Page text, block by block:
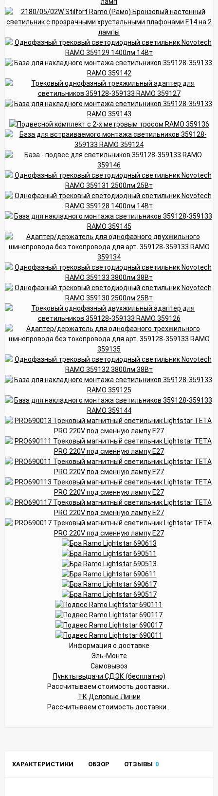
Информация о доставке
Эль-Монте
Самовывоз
Пункты выдачи СДЭК (бесплатно)
Рассчитываем стоимость доставки...
ТК Деловые Линии
Рассчитываем стоимость доставки...
ХАРАКТЕРИСТИКИ ОБЗОР ОТЗЫВЫ 0